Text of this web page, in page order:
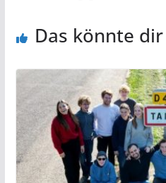
Das könnte